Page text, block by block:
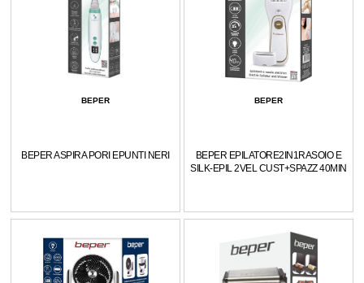
BEPER
BEPER ASPIRA PORI EPUNTI NERI
BEPER
BEPER EPILATORE2IN1RASOIO E
SILK-EPIL 2VEL CUST+SPAZZ 40MIN